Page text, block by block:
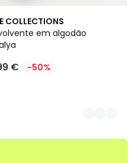
COLLECTIONS
em algodão
€ -50%